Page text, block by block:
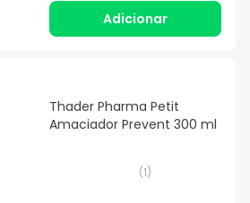
Adicionar
Thader Pharma Petit
Amaciador Prevent 300 ml
(1)